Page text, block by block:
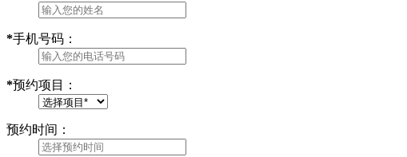
*手机号码：
*预约项目：
预约时间：